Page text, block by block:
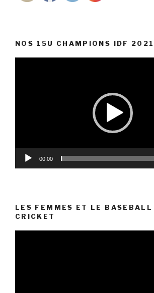
NOS 15U CHAMPIONS IDF 2021
00:00
LES FEMMES ET LE
CRICKET